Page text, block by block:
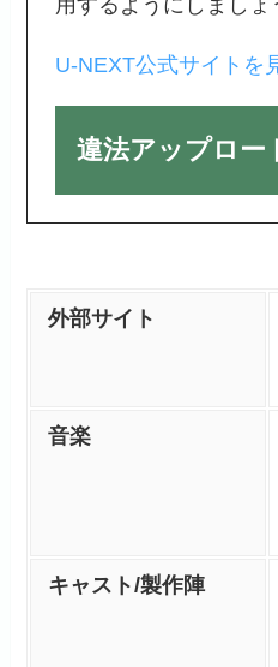
用するようにしましょ
U-NEXT公式サイト
違法アップロー
外部サイト
音楽
キャスト/製作陣